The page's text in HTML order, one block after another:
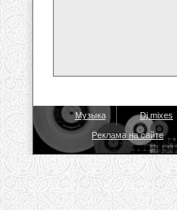
Музыка Dj mixes
Реклама на сайте